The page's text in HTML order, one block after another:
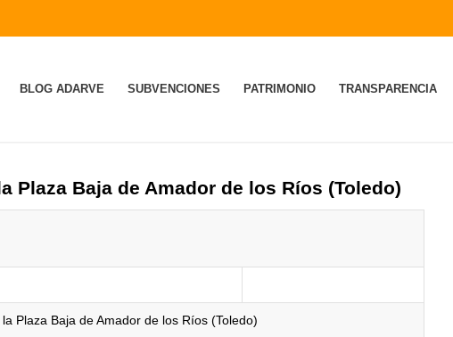
BLOG ADARVE SUBVENCIONES PATRIMONIO TRANSPARENCIA
Plaza Baja de Amador de los Ríos (Toledo)
Plaza Baja de Amador de los Ríos (Toledo)